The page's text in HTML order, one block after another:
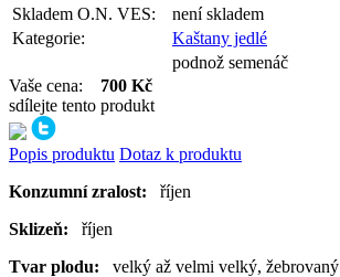
Skladem O.N. VES:
není skladem
Kategorie:
Kaštany jedlé
podnož semenáč
Vaše cena: 700 Kč
sdílejte tento produkt
Popis produktu Dotaz k produktu
Konzumní zralost: říjen
Sklizeň: říjen
Tvar plodu: velký až velmi velký, žebrovaný